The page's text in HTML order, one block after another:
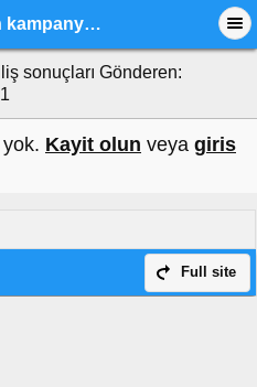
Rossmann kampanyası çekiliş sonuçları
sonuçları Gönderen:
Kayit olun veya giris
Full site